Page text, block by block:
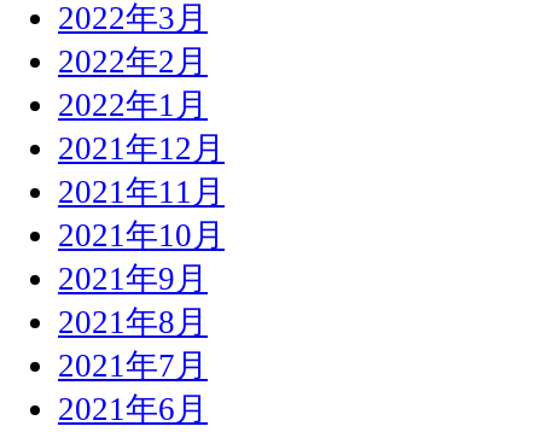
2022年3月
2022年2月
2022年1月
2021年12月
2021年11月
2021年10月
2021年9月
2021年8月
2021年7月
2021年6月